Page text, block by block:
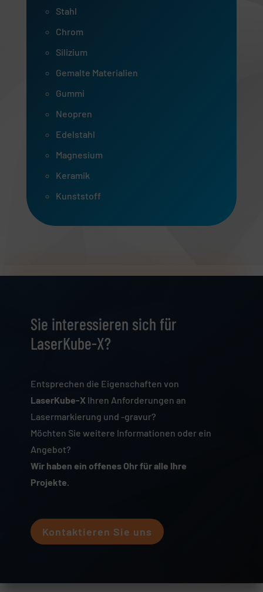
Stahl
Chrom
Silizium
Gemalte Materialien
Gummi
Neopren
Edelstahl
Magnesium
Keramik
Kunststoff
Sie interessieren sich für
LaserKube-X?
Entsprechen die Eigenschaften von
LaserKube-XIhren Anforderungen an
Lasermarkierung und -gravur?
Möchten Sie weitere Informationen oder ein
Angebot?
Wir haben ein offenes Ohr für alle Ihre
Projekte.
Kontaktieren Sie uns